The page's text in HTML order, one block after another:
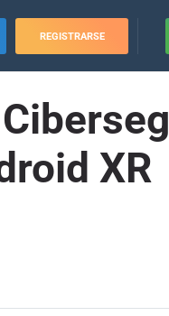
REGISTRARSE
XR